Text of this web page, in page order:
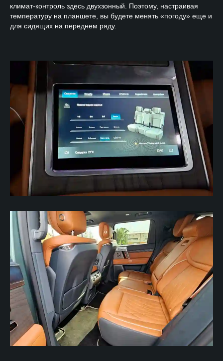
климат-контроль здесь двухзонный. Поэтому, настраивая
температуру на планшете, вы будете менять «погоду» еще и
для сидящих на переднем ряду.